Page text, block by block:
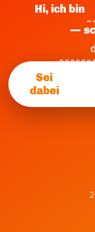
Hi, ich bin
—
Sei
dabei